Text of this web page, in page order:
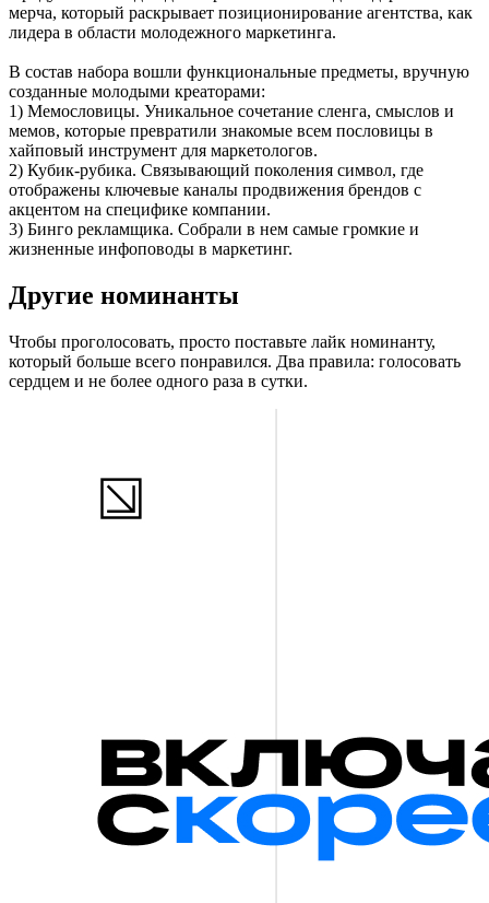
мерча, который раскрывает позиционирование агентства, как
лидера в области молодежного маркетинга.
В состав набора вошли функциональные предметы, вручную
созданные молодыми креаторами:
1) Мемословицы. Уникальное сочетание сленга, смыслов и
мемов, которые превратили знакомые всем пословицы в
хайповый инструмент для маркетологов.
2) Кубик-рубика. Связывающий поколения символ, где
отображены ключевые каналы продвижения брендов с
акцентом на специфике компании.
3) Бинго рекламщика. Собрали в нем самые громкие и
жизненные инфоповоды в маркетинг.
Другие номинанты
Чтобы проголосовать, просто поставьте лайк номинанту,
который больше всего понравился. Два правила: голосовать
сердцем и не более одного раза в сутки.